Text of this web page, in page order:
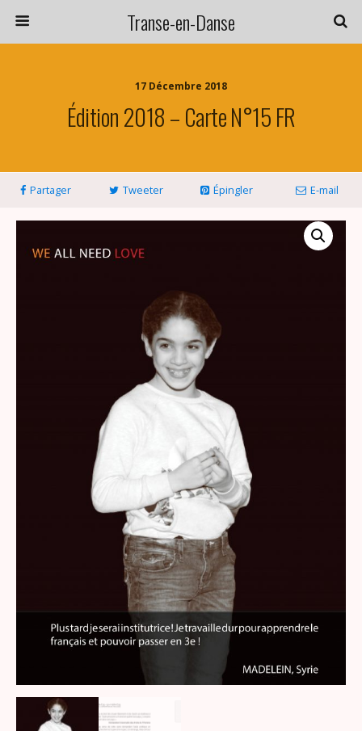
Transe-en-Danse
17 Décembre 2018
Édition 2018 – Carte N°15 FR
Partager Tweeter Épingler E-mail